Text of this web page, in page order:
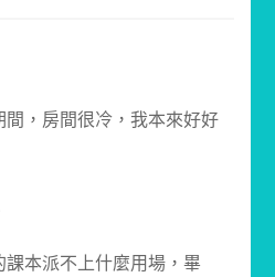
，房間很冷，我本來好好
本派不上什麼用場，畢